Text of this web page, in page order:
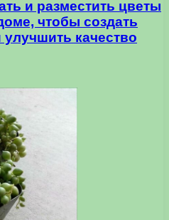
и разместить цветы
чтобы создать
качество